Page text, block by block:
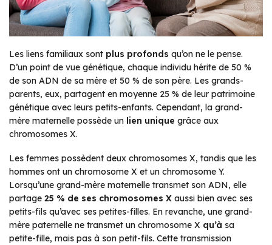
Les liens familiaux sont plus profonds qu’on ne le pense.
D’un point de vue génétique, chaque individu hérite de 50 %
de son ADN de sa mère et 50 % de son père. Les grands-
parents, eux, partagent en moyenne 25 % de leur patrimoine
génétique avec leurs petits-enfants. Cependant, la grand-
mère maternelle possède un lien unique grâce aux
chromosomes X.
Les femmes possèdent deux chromosomes X, tandis que les
hommes ont un chromosome X et un chromosome Y.
Lorsqu’une grand-mère maternelle transmet son ADN, elle
partage 25 % de ses chromosomes X aussi bien avec ses
petits-fils qu’avec ses petites-filles. En revanche, une grand-
mère paternelle ne transmet un chromosome X qu’à sa
petite-fille, mais pas à son petit-fils. Cette transmission